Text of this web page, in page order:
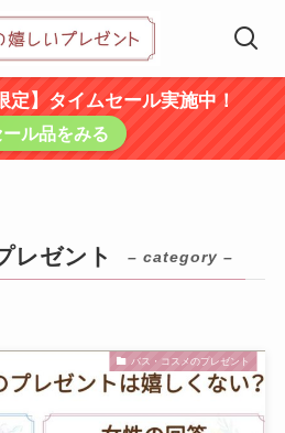
定】タイムセール実施中！
ール品をみる
レゼント – category –
バス・コスメのプレゼント